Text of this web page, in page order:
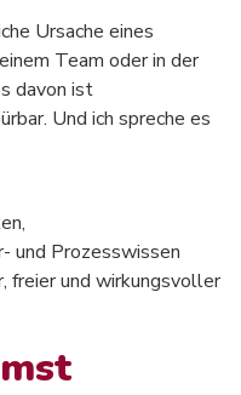
Ursache eines
Team oder in der
davon ist
Und ich spreche es
und Prozesswissen
freier und wirkungsvoller